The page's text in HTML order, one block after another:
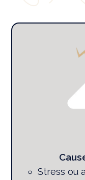
Stress ou